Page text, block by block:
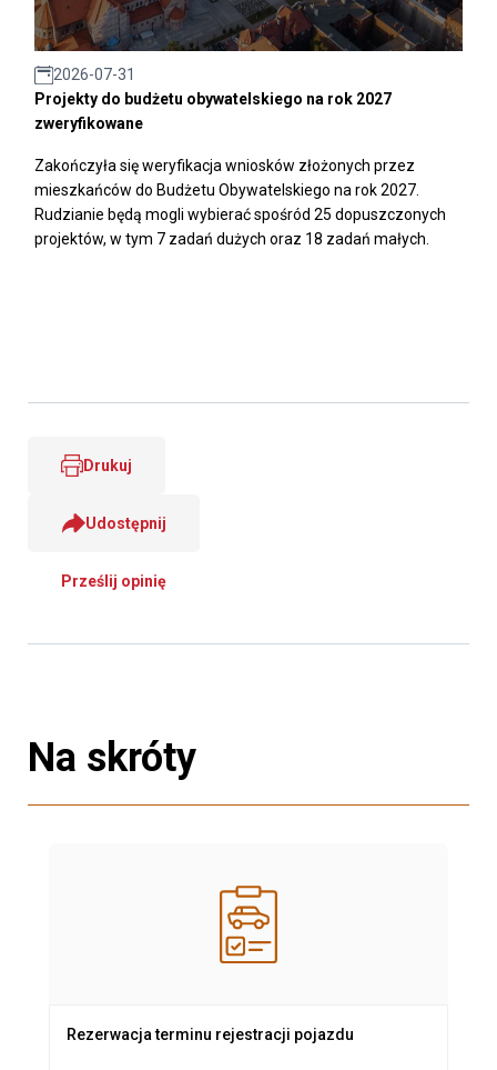
2026-07-31
Projekty do budżetu obywatelskiego na rok 2027
zweryfikowane
Zakończyła się weryfikacja wniosków złożonych przez
mieszkańców do Budżetu Obywatelskiego na rok 2027.
Rudzianie będą mogli wybierać spośród 25 dopuszczonych
projektów, w tym 7 zadań dużych oraz 18 zadań małych.
Drukuj
Udostępnij
Prześlij opinię
Na skróty
Rezerwacja terminu rejestracji pojazdu